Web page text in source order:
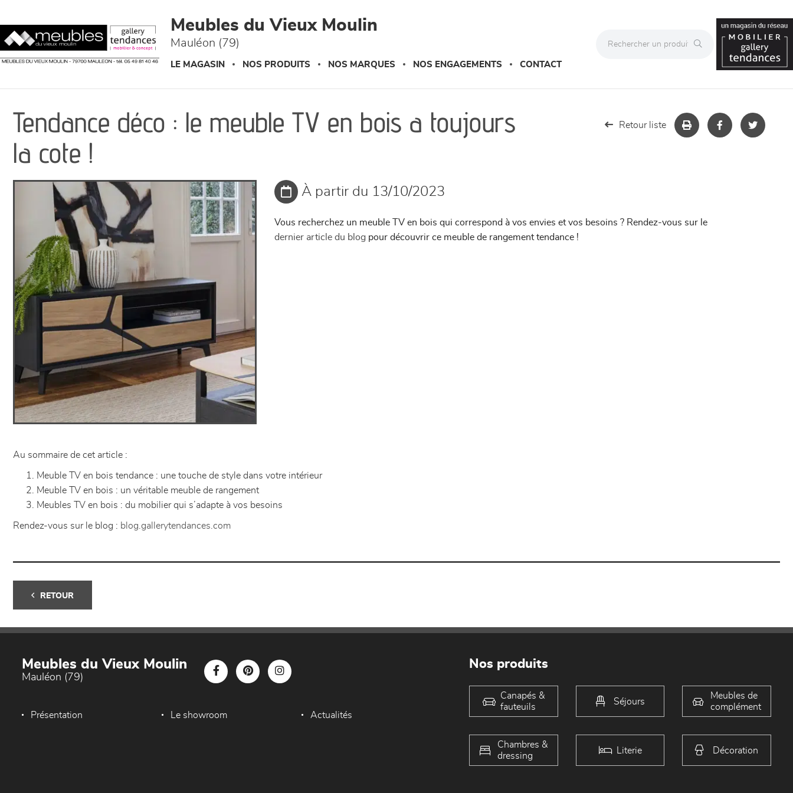
Meubles du Vieux Moulin
Mauléon (79)
LE MAGASIN NOS PRODUITS NOS MARQUES NOS ENGAGEMENTS CONTACT
Tendance déco : le meuble TV en bois a toujours
la cote !
Retour liste
À partir du 13/10/2023
Vous recherchez un meuble TV en bois qui correspond à vos envies et vos besoins ? Rendez-vous sur le
dernier article du blog pour découvrir ce meuble de rangement tendance !
Au sommaire de cet article :
Meuble TV en bois tendance : une touche de style dans votre intérieur
Meuble TV en bois : un véritable meuble de rangement
Meubles TV en bois : du mobilier qui s’adapte à vos besoins
Rendez-vous sur le blog : blog.gallerytendances.com
RETOUR
Meubles du Vieux Moulin
Mauléon (79)
Présentation Le showroom Actualités
Nos produits
Canapés &
fauteuils
Séjours
Meubles de
complément
Chambres &
dressing
Literie Décoration